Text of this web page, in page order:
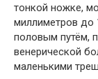
тонкой ножке,
миллиметров до
половым путём,
венерической
маленькими